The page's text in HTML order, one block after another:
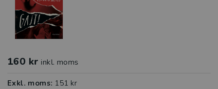
160 kr inkl. moms
Exkl. moms: 151 kr